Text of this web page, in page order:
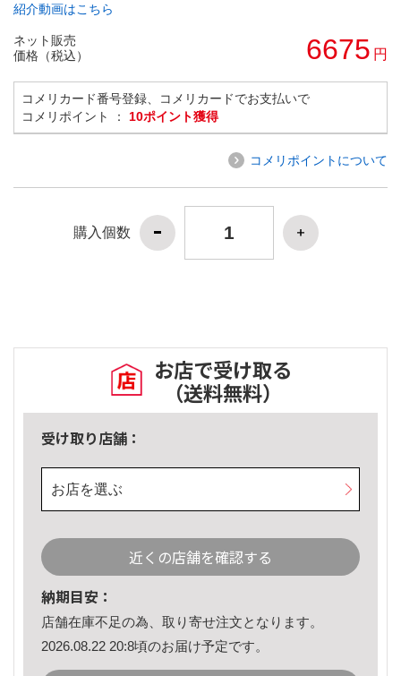
紹介動画はこちら
ネット販売
価格（税込）
6675 円
コメリカード番号登録、コメリカードでお支払いで
コメリポイント ： 10ポイント獲得
コメリポイントについて
購入個数
お店で受け取る
（送料無料）
受け取り店舗：
お店を選ぶ
近くの店舗を確認する
納期目安：
店舗在庫不足の為、取り寄せ注文となります。
2026.08.22 20:8頃のお届け予定です。